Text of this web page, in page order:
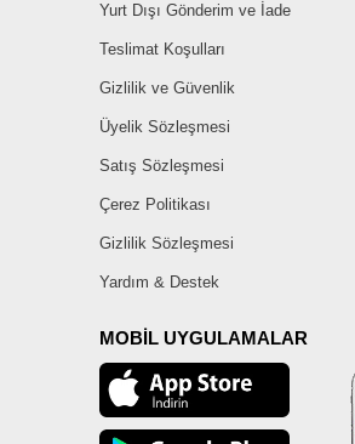
Yurt Dışı Gönderim ve İade
Teslimat Koşulları
Gizlilik ve Güvenlik
Üyelik Sözleşmesi
Satış Sözleşmesi
Çerez Politikası
Gizlilik Sözleşmesi
Yardım & Destek
MOBİL UYGULAMALAR